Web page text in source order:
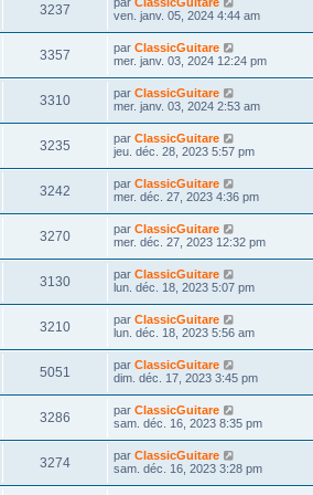
a
g
e
m
e
s
s
a
g
e
i
e
r
m
e
s
s
a
g
e
3237
u
e
i
e
r
m
e
s
s
a
g
e
ven. janv. 05, 2024 4:44 am
3357
u
D
e
i
e
r
m
e
s
s
a
g
e
par ClassicGuitare
mer. janv. 03, 2024 12:24 pm
3310V
u
D
e
i
e
r
m
e
s
s
a
g
e
par ClassicGuitare
mer. janv. 03, 2024 2:53 am
3235
u
s
D
e
i
e
r
m
e
s
s
a
g
e
par ClassicGuitare
jeu. déc. 28, 2023 5:57 pm
3242
u
D
e
i
e
r
m
e
s
s
a
g
e
par ClassicGuitare
mer. déc. 27, 2023 4:36 pm
3270V
u
s
D
e
i
e
r
m
e
s
s
a
g
e
par ClassicGuitare
mer. déc. 27, 2023 12:32 pm
3130V
u
D
e
i
e
r
m
e
s
s
a
g
e
par ClassicGuitare
lun. déc. 18, 2023 5:07 pm
3210V
u
D
e
i
e
r
m
e
s
s
a
g
e
par ClassicGuitare
lun. déc. 18, 2023 5:56 am
5051
u
D
e
i
e
r
m
e
s
par ClassicGuitare
dim. déc. 17, 2023 3:45 pm
3286
u
D
e
i
e
r
par ClassicGuitare
sam. déc. 16, 2023 8:35 pm
3274V
u
D
e
par ClassicGuitare
sam. déc. 16, 2023 3:28 pm